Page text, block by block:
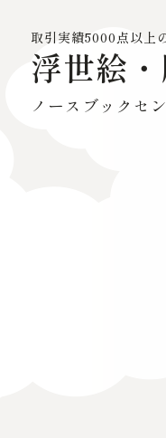
取引実績5000点以上
浮世絵
ノースブックセ